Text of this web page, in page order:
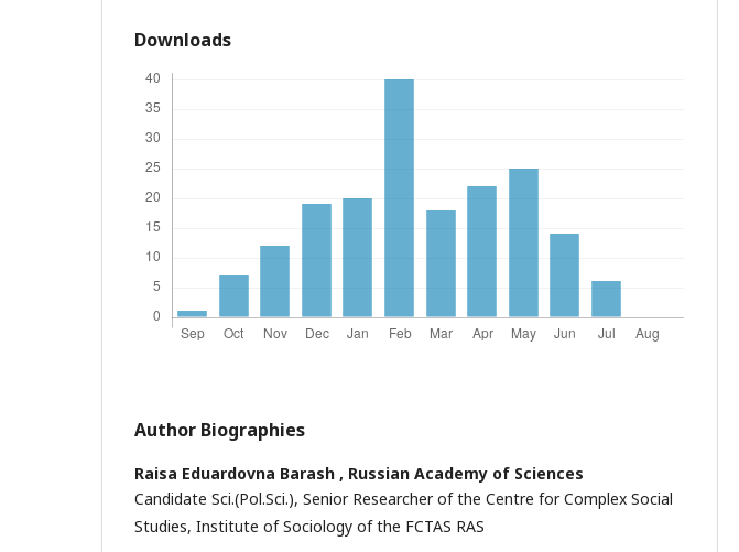
Downloads
Author Biographies
Raisa Eduardovna Barash , Russian Academy of Sciences
Candidate Sci.(Pol.Sci.), Senior Researcher of the Centre for Complex Social
Studies, Institute of Sociology of the FCTAS RAS